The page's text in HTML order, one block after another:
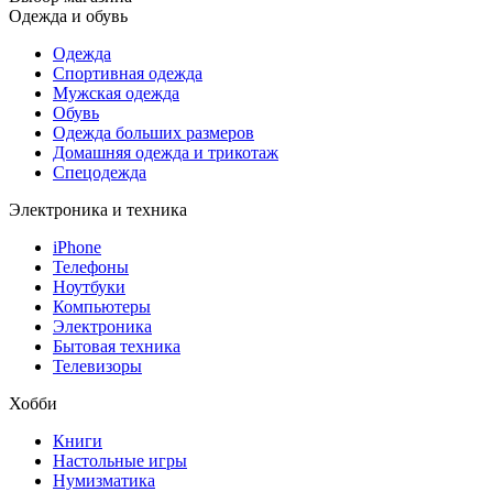
Одежда и обувь
Одежда
Спортивная одежда
Мужская одежда
Обувь
Одежда больших размеров
Домашняя одежда и трикотаж
Спецодежда
Электроника и техника
iPhone
Телефоны
Ноутбуки
Компьютеры
Электроника
Бытовая техника
Телевизоры
Хобби
Книги
Настольные игры
Нумизматика